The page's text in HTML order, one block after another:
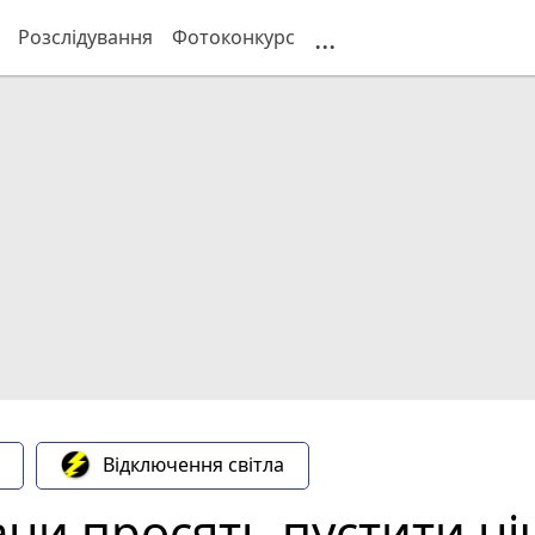
Розслідування Фотоконкурс ...
Відключення світла